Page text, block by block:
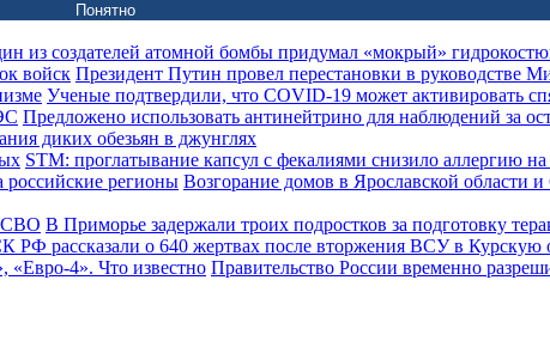
Понятно
из создателей атомной бомбы придумал «мокрый»
Президент Путин провел перестановки в руководстве
Ученые подтвердили, что COVID-19 может активировать
Предложено использовать антинейтрино для наблюдений за
диких обезьян в джунглях
STM: проглатывание капсул с фекалиями снизило аллергию
Возгорание домов в Ярославской
В Приморье задержали троих подростков за подготовку
РФ рассказали о 640 жертвах после вторжения ВСУ в Курскую
Правительство России временно